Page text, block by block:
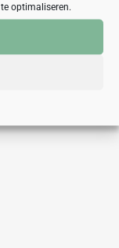
optimaliseren.